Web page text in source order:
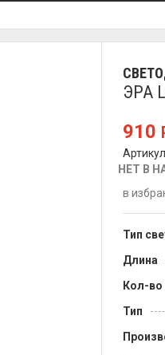
ЭРА
910
НЕТ В
в
Тип
Длина
Кол-во
Тип